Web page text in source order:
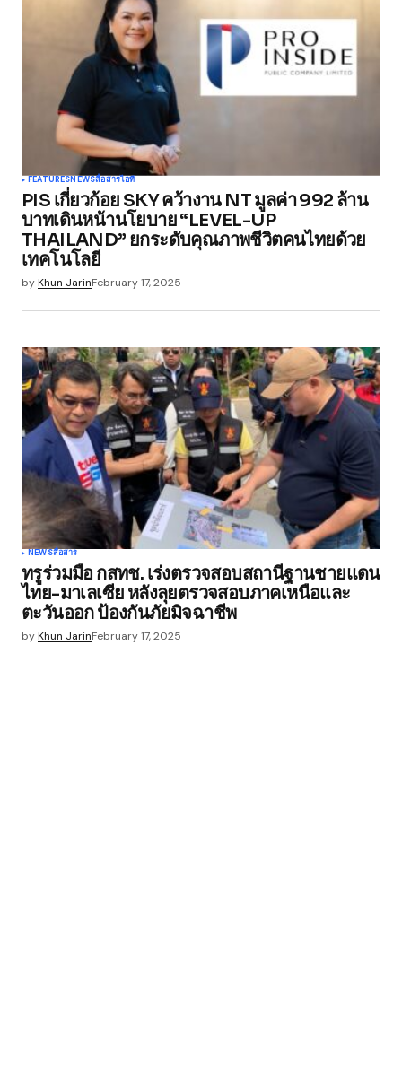
FEATURESNEWSสื่อสารไอที
PIS เกี่ยวก้อย SKY คว้างาน NT มูลค่า 992 ล้าน
บาทเดินหน้านโยบาย “LEVEL-UP
THAILAND” ยกระดับคุณภาพชีวิตคนไทยด้วย
เทคโนโลยี
byKhun JarinFebruary 17, 2025
NEWSสื่อสาร
ทรูร่วมมือ กสทช. เร่งตรวจสอบสถานีฐานชายแดน
ไทย-มาเลเซีย หลังลุยตรวจสอบภาคเหนือและ
ตะวันออก ป้องกันภัยมิจฉาชีพ
byKhun JarinFebruary 17, 2025